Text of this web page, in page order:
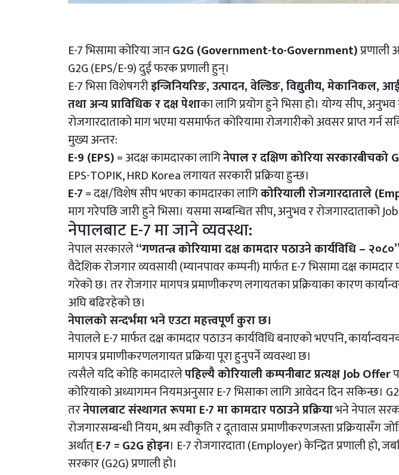
E-7 भिसामा कोरिया जानG2G (Government-to-Government)प्रणाली
G2G (EPS/E-9) दुई फरक प्रणाली हुन्।
E-7 भिसा विशेषगरीइन्जिनियरिङ, उत्पादन, वेल्डिङ, विद्युतीय, मेकानिकल,
तथा अन्य प्राविधिक र दक्ष पेशाका लागि प्रयोग हुने भिसा हो। योग्य सीप, अनुभव
रोजगारदाताको माग भएमा यसमार्फत कोरियामा रोजगारीको अवसर प्राप्त गर्न
मुख्य अन्तर:
E-9 (EPS)= अदक्ष कामदारका लागिनेपाल र दक्षिण कोरिया सरकारबीचको
EPS-TOPIK, HRD Korea लगायत सरकारी प्रक्रिया हुन्छ।
E-7= दक्ष/विशेष सीप भएका कामदारका लागिकोरियाली रोजगारदाताले
माग गरेपछि जारी हुने भिसा। यसमा सम्बन्धित सीप, अनुभव र रोजगारदाताको
नेपालबाट E-7 मा जाने व्यवस्था:
नेपाल सरकारले“गणतन्त्र कोरियामा दक्ष कामदार पठाउने कार्यविधि – २०८०”
वैदेशिक रोजगार व्यवसायी (म्यानपावर कम्पनी) मार्फत E-7 भिसामा दक्ष
गरेको छ। तर रोजगार मागपत्र प्रमाणीकरण लगायतका प्रक्रियाका कारण
अघि बढिरहेको छ।
नेपालको सन्दर्भमा भने एउटा महत्त्वपूर्ण कुरा छ।
नेपालले E-7 मार्फत दक्ष कामदार पठाउन कार्यविधि बनाएको भएपनि,
मागपत्र प्रमाणीकरणलगायत प्रक्रिया पूरा हुनुपर्ने व्यवस्था छ।
त्यसैले यदि काेहि कामदारलेपहिल्यै कोरियाली कम्पनीबाट प्रत्यक्ष Job Offer
कोरियाको अध्यागमन नियमअनुसार E-7 भिसाका लागि आवेदन दिन सकिन्छ।
तरनेपालबाट संस्थागत रूपमा E-7 मा कामदार पठाउने प्रक्रियाभने नेपाल
रोजगारसम्बन्धी नियम, श्रम स्वीकृति र दूतावास प्रमाणीकरणजस्ता प्रक्रियासँग
अर्थात्E-7 = G2G होइन। E-7 रोजगारदाता (Employer) केन्द्रित प्रणाली हो,
सरकार (G2G) प्रणाली हो।